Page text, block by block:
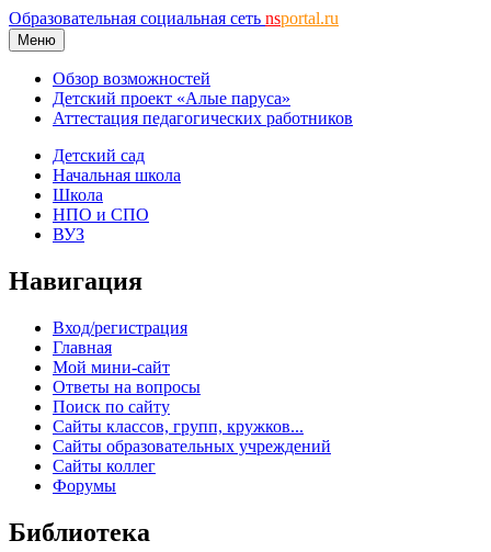
Образовательная социальная сеть nsportal.ru
Меню
Обзор возможностей
Детский проект «Алые паруса»
Аттестация педагогических работников
Детский сад
Начальная школа
Школа
НПО и СПО
ВУЗ
Навигация
Вход/регистрация
Главная
Мой мини-сайт
Ответы на вопросы
Поиск по сайту
Сайты классов, групп, кружков...
Сайты образовательных учреждений
Сайты коллег
Форумы
Библиотека